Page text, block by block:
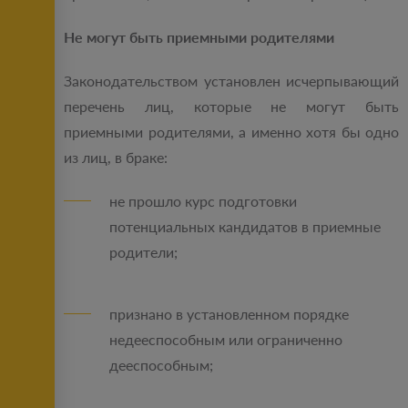
Не могут быть приемными родителями
Законодательством установлен исчерпывающий
перечень лиц, которые не могут быть
приемными родителями, а именно хотя бы одно
из лиц, в браке:
не прошло курс подготовки
потенциальных кандидатов в приемные
родители;
признано в установленном порядке
недееспособным или ограниченно
дееспособным;